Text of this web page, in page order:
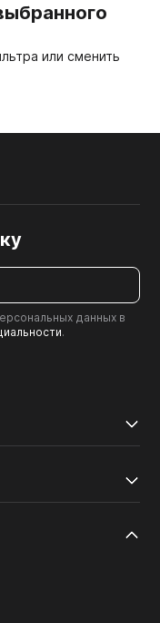
или сменить
данных в
.